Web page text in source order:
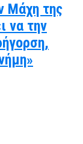
Μάχη της
να την